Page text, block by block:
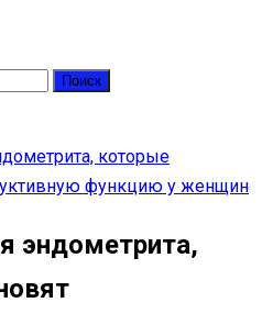
которые
функцию у женщин
эндометрита,